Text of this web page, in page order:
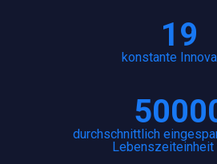
19
konstante
durchschnittlich
Lebenszeiteinheit